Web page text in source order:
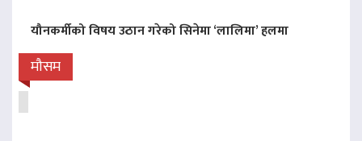
यौनकर्मीको विषय उठान गरेको सिनेमा ‘लालिमा’ हलमा
मौसम